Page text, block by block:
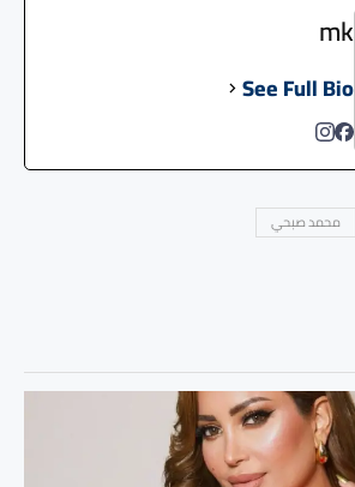
mk
See Full Bio
محمد صبحي